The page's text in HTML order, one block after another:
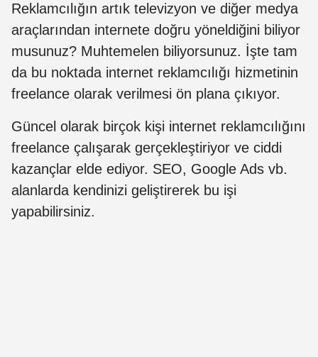
Reklamcılığın artık televizyon ve diğer medya
araçlarından internete doğru yöneldiğini biliyor
musunuz? Muhtemelen biliyorsunuz. İşte tam
da bu noktada internet reklamcılığı hizmetinin
freelance olarak verilmesi ön plana çıkıyor.
Güncel olarak birçok kişi internet reklamcılığını
freelance çalışarak gerçekleştiriyor ve ciddi
kazançlar elde ediyor. SEO, Google Ads vb.
alanlarda kendinizi geliştirerek bu işi
yapabilirsiniz.